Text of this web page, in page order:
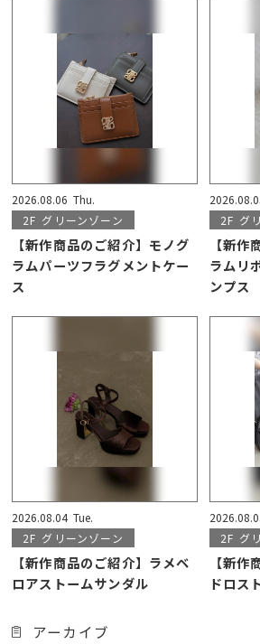
2026.08.06 Thu.
2F グリーンゾーン
【新作商品のご紹介】モノグ
ラムパーツフラグメントケー
ス
2F グ
【新
ラムリ
ンプス
2026.08.04 Tue.
2F グリーンゾーン
【新作商品のご紹介】ラメベ
ロアストームサンダル
2F グ
【新
ドロス
アーカイブ